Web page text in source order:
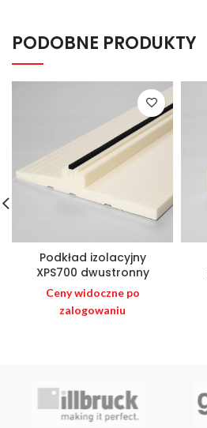
PODOBNE PRODUKTY
Podkład izolacyjny
XPS700 dwustronny
Ceny widoczne po
zalogowaniu